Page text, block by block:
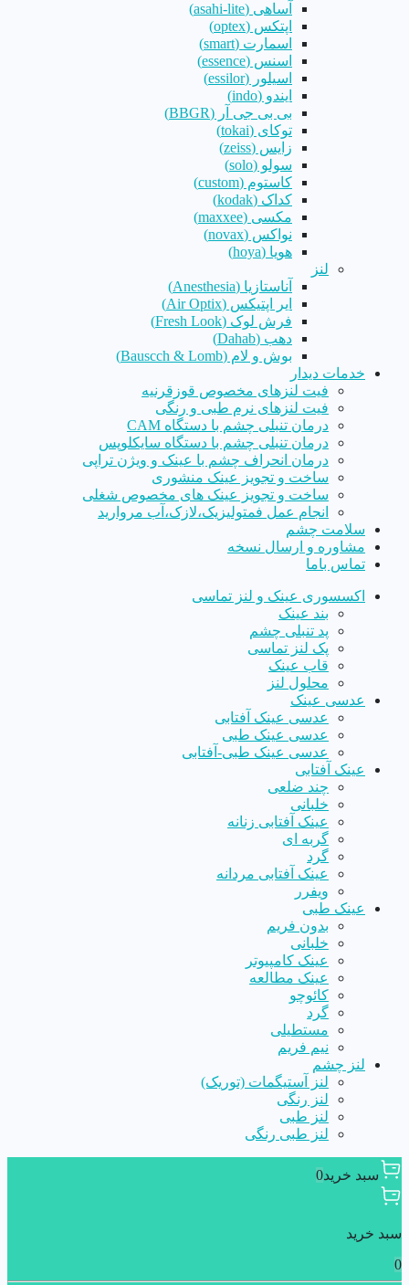
آساهی (asahi-lite)
اپتکس (optex)
اسمارت (smart)
اسنس (essence)
اسیلور (essilor)
ایندو (indo)
بی بی جی آر (BBGR)
توکای (tokai)
زایس (zeiss)
سولو (solo)
کاستوم (custom)
کداک (kodak)
مکسی (maxxee)
نواکس (novax)
هویا (hoya)
لنز
آناستازیا (Anesthesia)
ایر اپتیکس (Air Optix)
فرش لوک (Fresh Look)
دهب (Dahab)
بوش و لام (Bauscch & Lomb)
خدمات دیدار
فیت لنزهای مخصوص قوزقرنیه
فیت لنزهای نرم طبی و رنگی
درمان تنبلی چشم با دستگاه CAM
درمان تنبلی چشم با دستگاه سایکلوپس
درمان انحراف چشم با عینک و ویژن تراپی
ساخت و تجویز عینک منشوری
ساخت و تجویز عینک های مخصوص شغلی
انجام عمل فمتولیزیک،لازک،آب مروارید
سلامت چشم
مشاوره و ارسال نسخه
تماس باما
اکسسوری عینک و لنز تماسی
بند عینک
پد تنبلی چشم
پک لنز تماسی
قاب عینک
محلول لنز
عدسی عینک
عدسی عینک آفتابی
عدسی عینک طبی
عدسی عینک طبی-آفتابی
عینک آفتابی
چند ضلعی
خلبانی
عینک آفتابی زنانه
گربه ای
گرد
عینک آفتابی مردانه
ویفرر
عینک طبی
بدون فریم
خلبانی
عینک کامپیوتر
عینک مطالعه
کائوچو
گرد
مستطیلی
نیم فریم
لنز چشم
لنز آستیگمات (توریک)
لنز رنگی
لنز طبی
لنز طبی رنگی
سبد خرید0
سبد خرید
0